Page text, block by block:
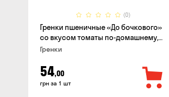
(0)
Гренки пшеничные «До бочкового»
со вкусом томаты по-домашнему,
120г
Гренки
54,00
грн за 1 шт